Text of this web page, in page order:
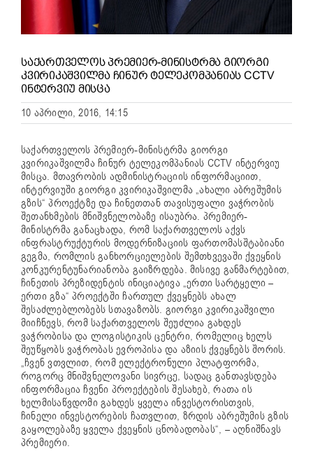
ᲡᲐᲥᲐᲠᲗᲕᲔᲚᲝᲡ ᲞᲠᲔᲛᲘᲔᲠ-ᲛᲘᲜᲘᲡᲢᲠᲛᲐ ᲒᲘᲝᲠᲒᲘ
ᲙᲕᲘᲠᲘᲙᲐᲨᲕᲘᲚᲛᲐ ᲩᲘᲜᲣᲠ ᲢᲔᲚᲔᲙᲝᲛᲞᲐᲜᲘᲐᲡ CCTV
ᲘᲜᲢᲔᲠᲕᲘᲣ ᲛᲘᲡᲪᲐ
10 აპრილი, 2016, 14:15
საქართველოს პრემიერ-მინისტრმა გიორგი
კვირიკაშვილმა ჩინურ ტელეკომპანიას CCTV ინტერვიუ
მისცა. მთავრობის ადმინისტრაციის ინფორმაციით,
ინტერვიუში გიორგი კვირიკაშვილმა „ახალი აბრეშუმის
გზის“ პროექტზე და ჩინეთთან თავისუფალი ვაჭრობის
შეთანხმების მნიშვნელობაზე ისაუბრა. პრემიერ-
მინისტრმა განაცხადა, რომ საქართველოს აქვს
ინფრასტრუქტურის მოდერნიზაციის ფართომასშტაბიანი
გეგმა, რომლის განხორციელების შემთხვევაში ქვეყნის
კონკურენტუნარიანობა გაიზრდება. მისივე განმარტებით,
ჩინეთის პრეზიდენტის ინიციატივა „ერთი სარტყელი –
ერთი გზა“ პროექტში ჩართულ ქვეყნებს ახალ
შესაძლებლობებს სთავაზობს. გიორგი კვირიკაშვილი
მიიჩნევს, რომ საქართველოს შეუძლია გახდეს
ვაჭრობისა და ლოგისტიკის ცენტრი, რომელიც ხელს
შეუწყობს ვაჭრობას ევროპისა და აზიის ქვეყნებს შორის.
„ჩვენ ვთვლით, რომ ელექტრონული პლატფორმა,
როგორც მნიშვნელოვანი სივრცე, სადაც განთავსდება
ინფორმაცია ჩვენი პროექტების შესახებ, რათა ის
ხელმისაწვდომი გახდეს ყველა ინვესტორისთვის,
ჩინელი ინვესტორების ჩათვლით, ზრდის აბრეშუმის გზის
გაყოლებაზე ყველა ქვეყნის ცნობადობას“, – აღნიშნავს
პრემიერი.